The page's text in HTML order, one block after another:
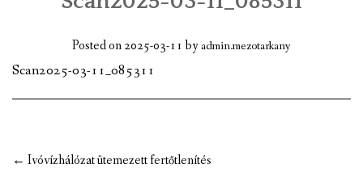
KEZDŐLAP
TELEPÜLÉSÜNKRŐL
LÁTNIVALÓK
ÖNKORMÁNYZAT
Posted on2025-03-11 byadmin.mezotarkany
Scan2025-03-11_085311
Post
← Ivóvízhálózat ütemezett fertőtlenítés